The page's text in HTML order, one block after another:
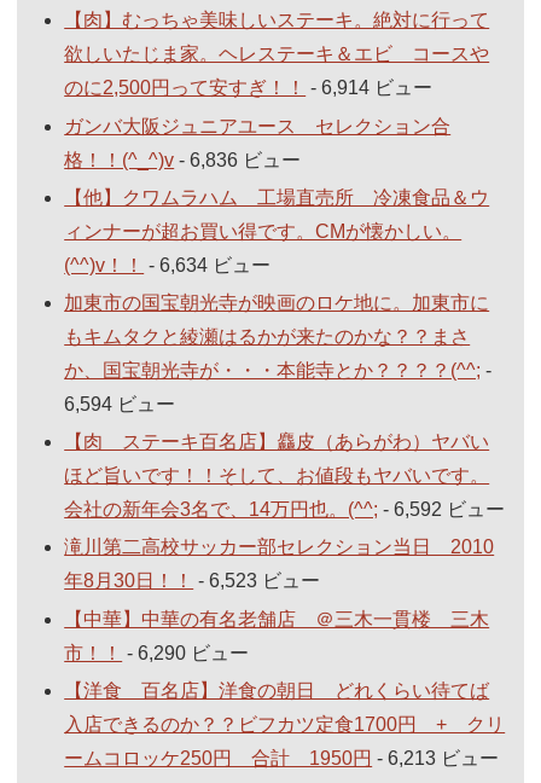
【肉】むっちゃ美味しいステーキ。絶対に行って
欲しいたじま家。ヘレステーキ＆エビ コースや
のに2,500円って安すぎ！！
- 6,914 ビュー
ガンバ大阪ジュニアユース セレクション合
格！！(^_^)v - 6,836 ビュー
【他】クワムラハム 工場直売所 冷凍食品＆ウ
ィンナーが超お買い得です。CMが懐かしい。
(^^)v！！
- 6,634 ビュー
加東市の国宝朝光寺が映画のロケ地に。加東市に
もキムタクと綾瀬はるかが来たのかな？？まさ
か、国宝朝光寺が・・・本能寺とか？？？？(^^; -
6,594 ビュー
【肉 ステーキ百名店】麤皮（あらがわ）ヤバい
ほど旨いです！！そして、お値段もヤバいです。
会社の新年会3名で、14万円也。(^^; - 6,592 ビュー
滝川第二高校サッカー部セレクション当日 2010
年8月30日！！
- 6,523 ビュー
【中華】中華の有名老舗店 ＠三木一貫楼 三木
市！！
- 6,290 ビュー
【洋食 百名店】洋食の朝日 どれくらい待てば
入店できるのか？？ビフカツ定食1700円 + クリ
ームコロッケ250円 合計 1950円 - 6,213 ビュー